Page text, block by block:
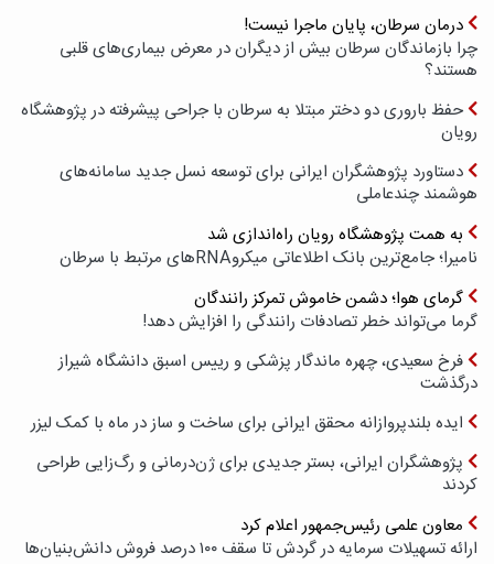
درمان سرطان، پایان ماجرا نیست!
چرا بازماندگان سرطان بیش از دیگران در معرض بیماری‌های قلبی
هستند؟
حفظ باروری دو دختر مبتلا به سرطان با جراحی پیشرفته در پژوهشگاه
رویان
دستاورد پژوهشگران ایرانی برای توسعه نسل جدید سامانه‌های
هوشمند چندعاملی
به همت پژوهشگاه رویان راه‌اندازی شد
نامیرا؛ جامع‌ترین بانک اطلاعاتی میکروRNAهای مرتبط با سرطان
گرمای هوا؛ دشمن خاموش تمرکز رانندگان
گرما می‌تواند خطر تصادفات رانندگی را افزایش دهد!
فرخ سعیدی، چهره ماندگار پزشکی و رییس اسبق دانشگاه شیراز
درگذشت
ایده بلندپروازانه محقق ایرانی برای ساخت و ساز در ماه با کمک لیزر
پژوهشگران ایرانی، بستر جدیدی برای ژن‌درمانی و رگ‌زایی طراحی
کردند
معاون علمی رئیس‌جمهور اعلام کرد
ارائه تسهیلات سرمایه در گردش تا سقف ۱۰۰ درصد فروش دانش‌بنیان‌ها